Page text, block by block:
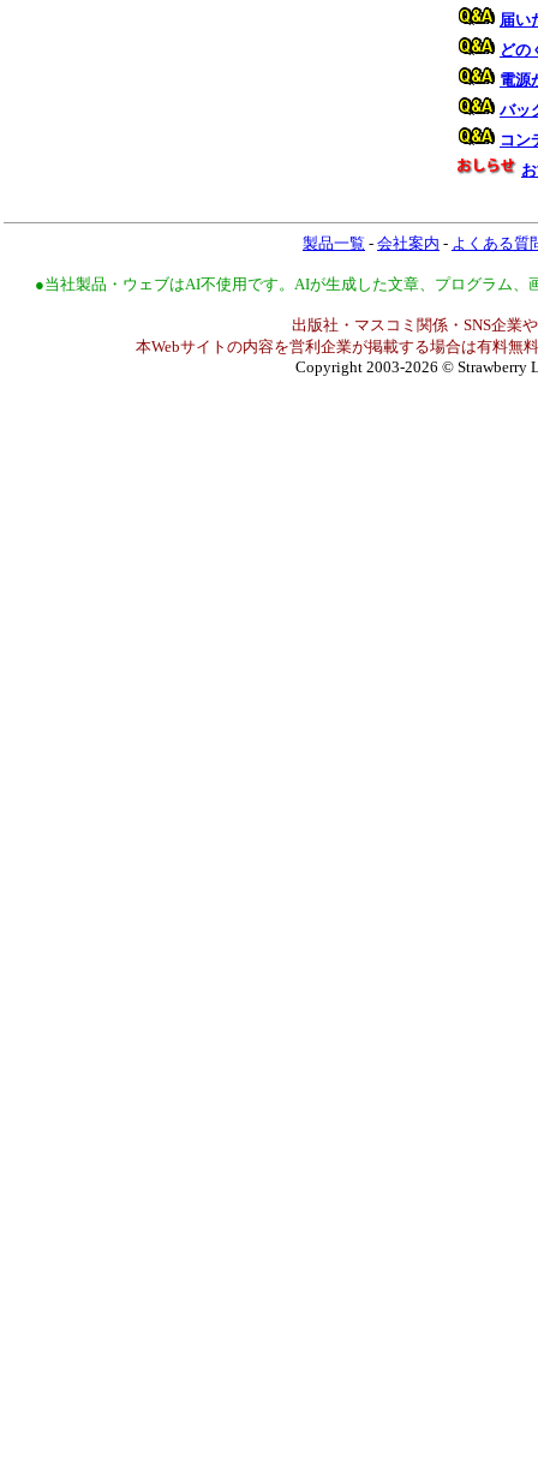
届い
どの
電源
バッ
コン
製品一覧 - 会社案内 - よくある質
●当社製品・ウェブはAI不使用です。AIが生成した文章、プログラム
出版社・マスコミ関係・SNS企業
本Webサイトの内容を営利企業が掲載する場合は有料無
Copyright 2003-2026 © Strawberry